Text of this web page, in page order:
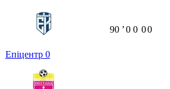
Епіцентр 0
90 ʼ0 0 00